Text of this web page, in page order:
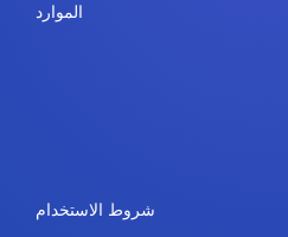
الموارد
شروط الاستخدام